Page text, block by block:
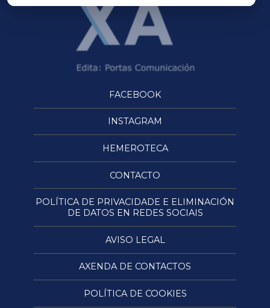
FACEBOOK
INSTAGRAM
HEMEROTECA
CONTACTO
POLÍTICA DE PRIVACIDADE E ELIMINACIÓN
DE DATOS EN REDES SOCIAIS
AVISO LEGAL
AXENDA DE CONTACTOS
POLÍTICA DE COOKIES